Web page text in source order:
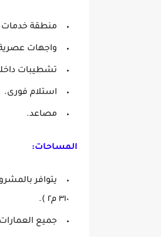
منطقة خدمات
واجهات
تشطيبات
استلام فورى.
مصاعد.
المساحات:
٣١٠ م٢ ).
جميع العمارات